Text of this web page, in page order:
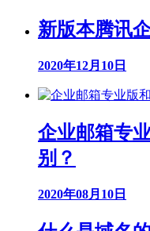
新版本腾讯
2020年12月10日
企业邮箱专
别？
2020年08月10日